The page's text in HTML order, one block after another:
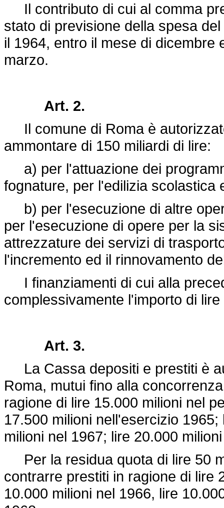
Il contributo di cui al comma
stato di previsione della spesa
il 1964, entro il mese di
marzo.
Art. 2.
Il comune di Roma è
ammontare di 150 miliardi di lire:
a) per l'attuazione dei
fognature, per l'edilizia scolastica
b) per l'esecuzione di altre
per l'esecuzione di opere per la
attrezzature dei servizi di
l'incremento ed il rinnovamento
I finanziamenti di cui alla
complessivamente l'importo di
Art. 3.
La Cassa depositi e prestiti è
Roma, mutui fino alla
ragione di lire 15.000 milioni nel
17.500 milioni nell'esercizio
milioni nel 1967; lire 20.000
Per la residua quota di lire 50
contrarre prestiti in ragione di lire
10.000 milioni nel 1966, lire